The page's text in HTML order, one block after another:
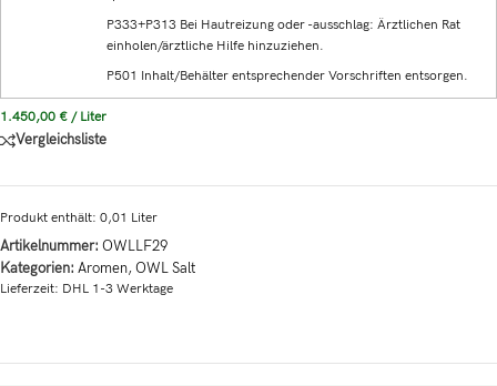
P333+P313 Bei Hautreizung oder -ausschlag: Ärztlichen Rat
einholen/ärztliche Hilfe hinzuziehen.
P501 Inhalt/Behälter entsprechender Vorschriften entsorgen.
1.450,00 € / Liter
Vergleichsliste
Produkt enthält: 0,01 Liter
Artikelnummer: OWLLF29
Kategorien: Aromen,OWL Salt
Lieferzeit: DHL 1-3 Werktage